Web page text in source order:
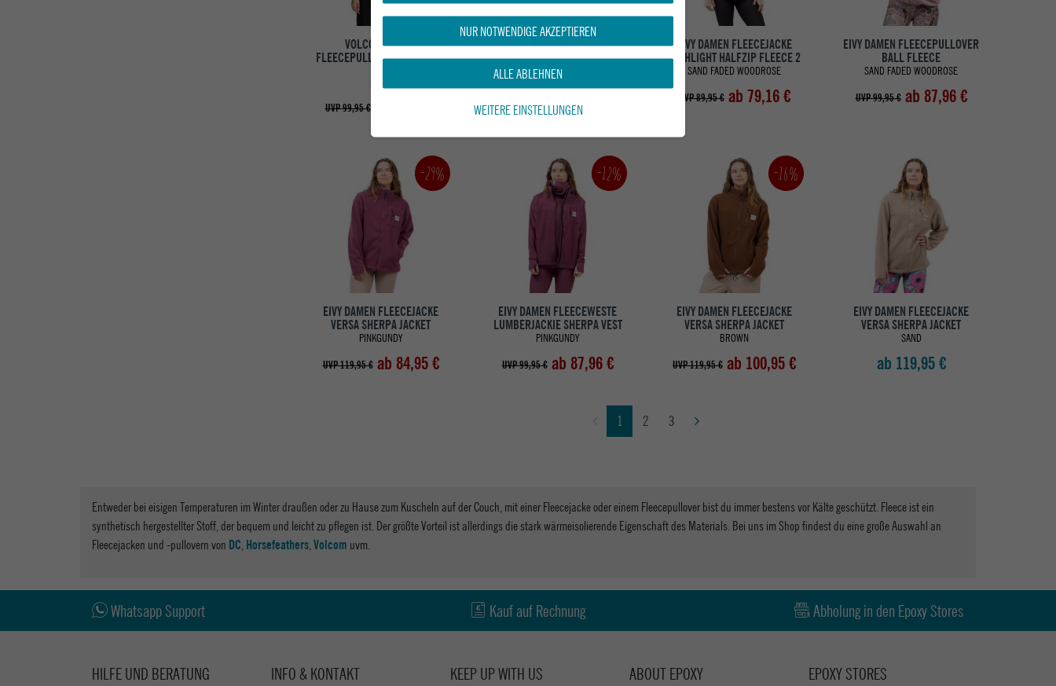
VOLCOM DAMEN
FLEECEPULLOVER HYDRO 1/4
BONE
UVP 99,95 €
EIVY DAMEN FLEECEWESTE
BALL FLEECE VEST
SAND / FADED WOODROSE
75,95 €
EIVY DAMEN FLEECEJACKE
TECHLIGHT HALFZIP FLEECE 2
SAND FADED WOODROSE
UVP 89,95 € ab 79,16 €
EIVY DAMEN FLEECEPULLOVER
BALL FLEECE
SAND FADED WOODROSE
UVP 99,95 € ab 87,96 €
-29%
EIVY DAMEN FLEECEJACKE
VERSA SHERPA JACKET
PINKGUNDY
UVP 119,95 € ab 84,95 €
-12%
EIVY DAMEN FLEECEWESTE
LUMBERJACKIE SHERPA VEST
PINKGUNDY
UVP 99,95 € ab 87,96 €
-16%
EIVY DAMEN FLEECEJACKE
VERSA SHERPA JACKET
BROWN
UVP 119,95 € ab 100,95 €
EIVY DAMEN FLEECEJACKE
VERSA SHERPA JACKET
SAND
ab 119,95 €
1 2 3
Entweder bei eisigen Temperaturen im Winter draußen oder zu Hause zum Kuscheln auf der Couch, mit einer Fleecejacke oder einem Fleecepullover bist du immer bestens vor Kälte geschützt. Fleece ist ein
synthetisch hergestellter Stoff, der bequem und leicht zu pflegen ist. Der größte Vorteil ist allerdings die stark wärmeisolierende Eigenschaft des Materials. Bei uns im Shop findest du eine große Auswahl an
Fleecejacken und -pullovern von DC,Horsefeathers,Volcom uvm.
Whatsapp Support Kauf auf Rechnung Abholung in den Epoxy Stores
HILFE UND BERATUNG INFO & KONTAKT ABOUT EPOXY EPOXY STORES
KEEP UP WITH US
NUR NOTWENDIGE AKZEPTIEREN
ALLE ABLEHNEN
WEITERE EINSTELLUNGEN